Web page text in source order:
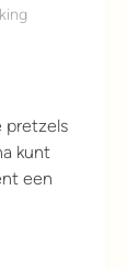
pretzels
kunt
een